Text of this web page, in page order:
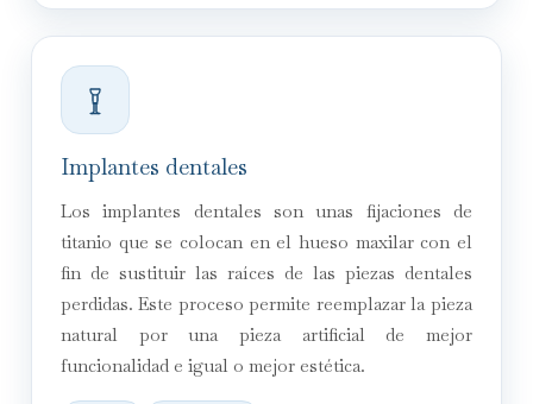
Implantes dentales
Los implantes dentales son unas fijaciones de
titanio que se colocan en el hueso maxilar con el
fin de sustituir las raíces de las piezas dentales
perdidas. Este proceso permite reemplazar la pieza
natural por una pieza artificial de mejor
funcionalidad e igual o mejor estética.